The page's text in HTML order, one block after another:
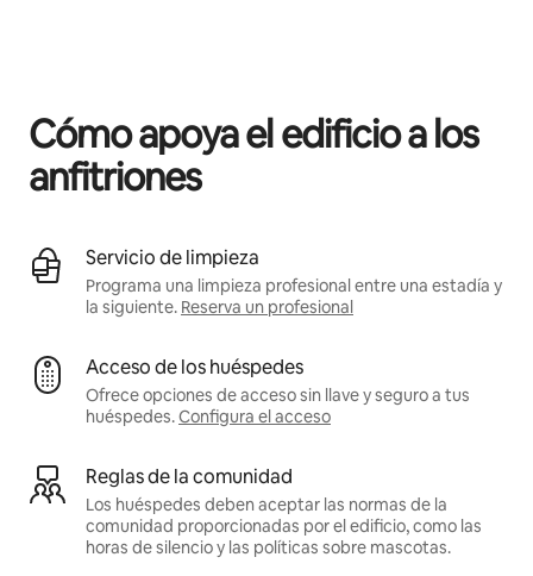
Cómo apoya el edificio a los
anfitriones
Servicio de limpieza
Programa una limpieza profesional entre una estadía y
la siguiente. Reserva un profesional
Acceso de los huéspedes
Ofrece opciones de acceso sin llave y seguro a tus
huéspedes.Configura el acceso
Reglas de la comunidad
Los huéspedes deben aceptar las normas de la
comunidad proporcionadas por el edificio, como las
horas de silencio y las políticas sobre mascotas.